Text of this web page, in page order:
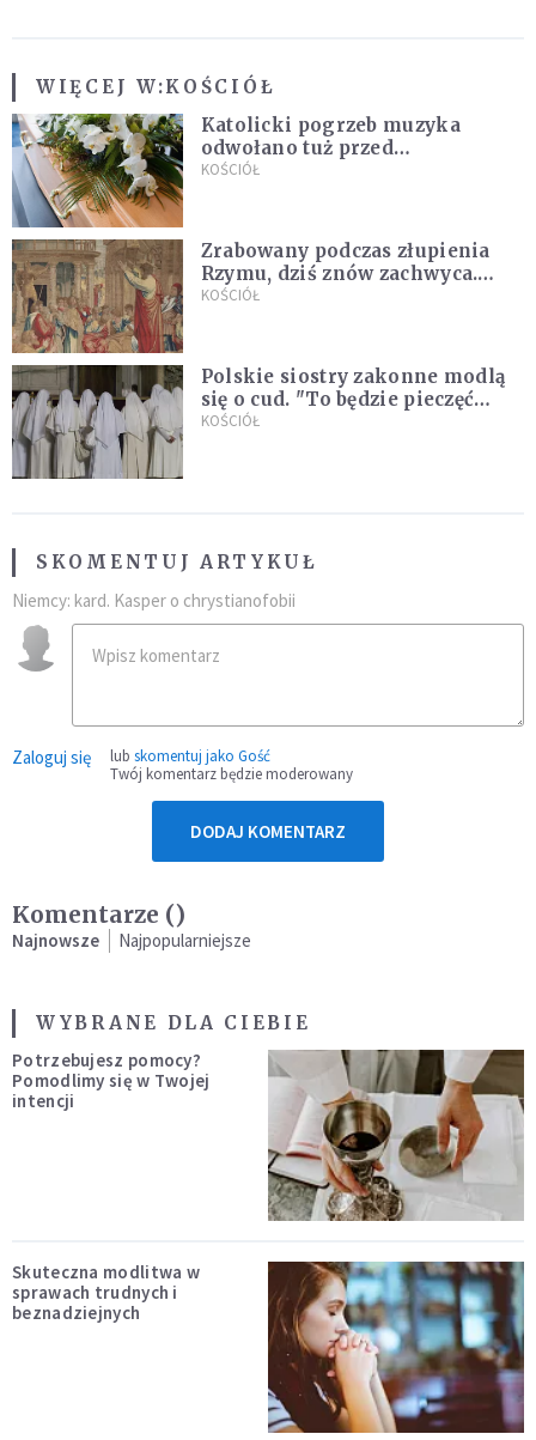
WIĘCEJ W:KOŚCIÓŁ
Katolicki pogrzeb muzyka
odwołano tuż przed
uroczystością. Powodem była
KOŚCIÓŁ
Zrabowany podczas złupienia
Rzymu, dziś znów zachwyca.
Wyjątkowy arras w Castel
KOŚCIÓŁ
Polskie siostry zakonne modlą
się o cud. "To będzie pieczęć
Pana Boga dla naszej wiary"
KOŚCIÓŁ
SKOMENTUJ ARTYKUŁ
Niemcy: kard. Kasper o chrystianofobii
Zaloguj się lub skomentuj jako Gość
Twój komentarz będzie moderowany
DODAJ KOMENTARZ
Komentarze ()
Najnowsze Najpopularniejsze
WYBRANE DLA CIEBIE
Potrzebujesz pomocy?
Pomodlimy się w Twojej
intencji
Skuteczna modlitwa w
sprawach trudnych i
beznadziejnych